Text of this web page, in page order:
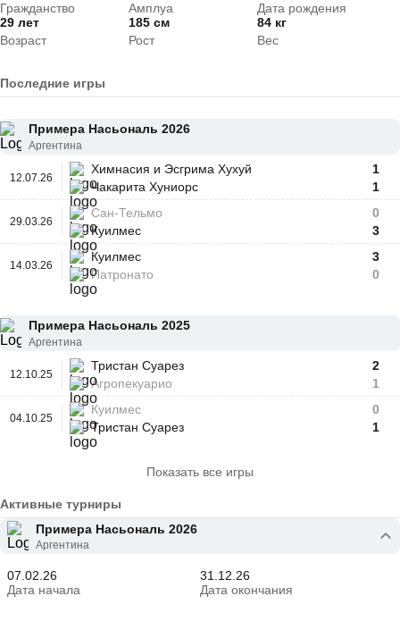
Гражданство
Амплуа
Дата рождения
29 лет
Возраст
185 см
Рост
84 кг
Вес
Последние игры
Примера Насьональ 2026
Аргентина
12.07.26
Химнасия и Эсгрима Хухуй
Чакарита Хуниорс
1
1
29.03.26
Сан-Тельмо
Куилмес
0
3
14.03.26
Куилмес
Патронато
3
0
Примера Насьональ 2025
Аргентина
12.10.25
Тристан Суарез
Агропекуарио
2
1
04.10.25
Куилмес
Тристан Суарез
0
1
Показать все игры
Активные турниры
Примера Насьональ 2026
Аргентина
07.02.26
Дата начала
31.12.26
Дата окончания